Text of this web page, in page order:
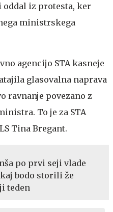
iz protesta, ker
ministrskega
agencijo STA kasneje
glasovalna naprava
ravnanje povezano z
To je za STA
Tina Bregant.
po prvi seji vlade
bodo storili že
teden